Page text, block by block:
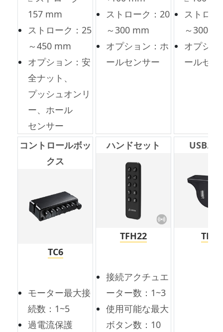
157 mm
ストローク：25
～450 mm
オプション：安
全ナット、
プッシュオンリ
ー、ホール
センサー
ストローク：20
～300 mm
オプション：ホ
ールセンサー
ストロー
～300
オプショ
ールセン
コントロールボッ
クス
TC6
モーター最大接
続数：1~5
過電流保護
ハンドセット
TFH22
接続アクチュエ
ーター数：1~3
使用可能な最大
ボタン数：10
USBポ
TFA3